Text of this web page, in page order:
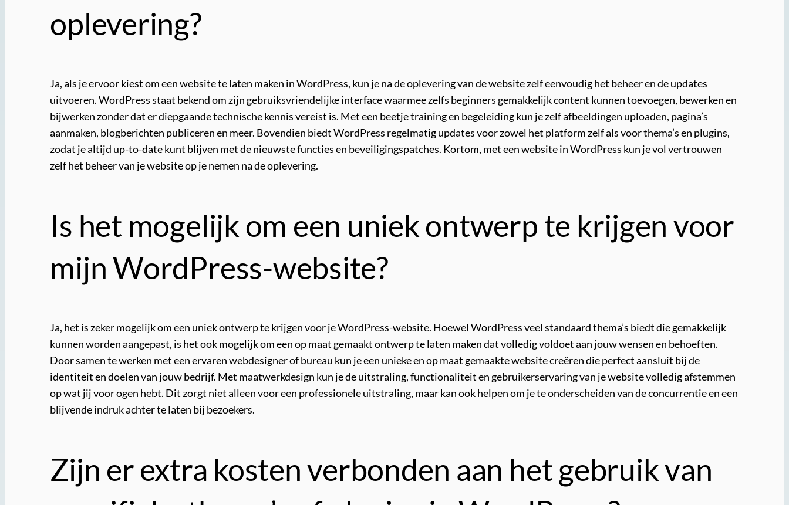
oplevering?
Ja, als je ervoor kiest om een website te laten maken in WordPress, kun je na de oplevering van de website zelf eenvoudig het beheer en de updates
uitvoeren. WordPress staat bekend om zijn gebruiksvriendelijke interface waarmee zelfs beginners gemakkelijk content kunnen toevoegen, bewerken en
bijwerken zonder dat er diepgaande technische kennis vereist is. Met een beetje training en begeleiding kun je zelf afbeeldingen uploaden, pagina’s
aanmaken, blogberichten publiceren en meer. Bovendien biedt WordPress regelmatig updates voor zowel het platform zelf als voor thema’s en plugins,
zodat je altijd up-to-date kunt blijven met de nieuwste functies en beveiligingspatches. Kortom, met een website in WordPress kun je vol vertrouwen
zelf het beheer van je website op je nemen na de oplevering.
Is het mogelijk om een uniek ontwerp te krijgen voor
mijn WordPress-website?
Ja, het is zeker mogelijk om een uniek ontwerp te krijgen voor je WordPress-website. Hoewel WordPress veel standaard thema’s biedt die gemakkelijk
kunnen worden aangepast, is het ook mogelijk om een op maat gemaakt ontwerp te laten maken dat volledig voldoet aan jouw wensen en behoeften.
Door samen te werken met een ervaren webdesigner of bureau kun je een unieke en op maat gemaakte website creëren die perfect aansluit bij de
identiteit en doelen van jouw bedrijf. Met maatwerkdesign kun je de uitstraling, functionaliteit en gebruikerservaring van je website volledig afstemmen
op wat jij voor ogen hebt. Dit zorgt niet alleen voor een professionele uitstraling, maar kan ook helpen om je te onderscheiden van de concurrentie en een
blijvende indruk achter te laten bij bezoekers.
Zijn er extra kosten verbonden aan het gebruik van